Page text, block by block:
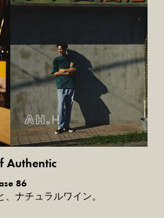
Authentic
の服、
タイル。
86
ナチュラルワイン。